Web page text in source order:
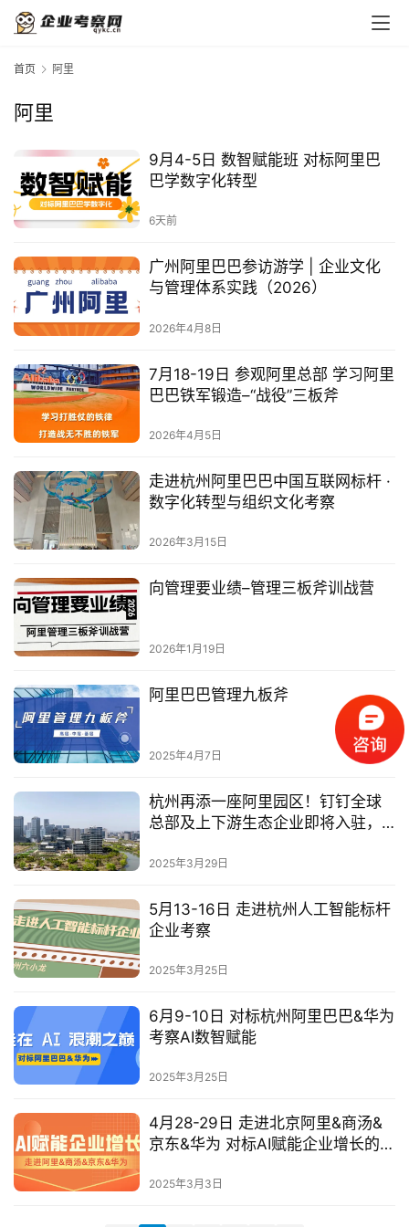
页
标
杆
业
大
全
考
察
公
开
标
杆
洞
标
杆
内
训
首页 阿里
阿里
9月4-5日 数智赋能班 对标阿里巴
巴学数字化转型
6天前
广州阿里巴巴参访游学 | 企业文化
与管理体系实践（2026）
2026年4月8日
7月18-19日 参观阿里总部 学习阿里
巴巴铁军锻造–“战役”三板斧
2026年4月5日
走进杭州阿里巴巴中国互联网标杆 ·
数字化转型与组织文化考察
2026年3月15日
向管理要业绩–管理三板斧训战营
2026年1月19日
阿里巴巴管理九板斧
2025年4月7日
杭州再添一座阿里园区！钉钉全球
总部及上下游生态企业即将入驻，
2025年3月29日
5月13-16日 走进杭州人工智能标杆
企业考察
2025年3月25日
6月9-10日 对标杭州阿里巴巴&华为
考察AI数智赋能
2025年3月25日
4月28-29日 走进北京阿里&商汤&
京东&华为 对标AI赋能企业增长的新
2025年3月3日